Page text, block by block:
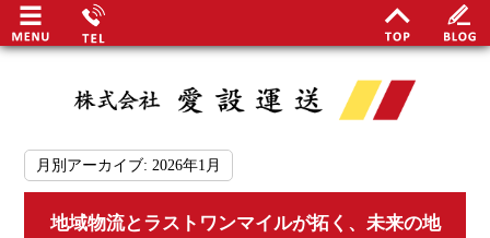
月別アーカイブ: 2026年1月
地域物流とラストワンマイルが拓く、未来の地